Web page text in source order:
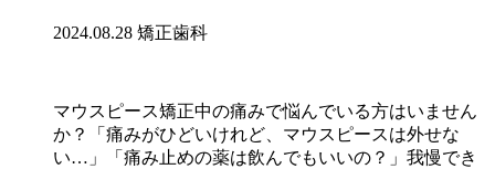
2024.08.28 矯正歯科
マウスピース矯正中の痛みで悩んでいる方はいません
か？「痛みがひどいけれど、マウスピースは外せな
い…」「痛み止めの薬は飲んでもいいの？」我慢でき